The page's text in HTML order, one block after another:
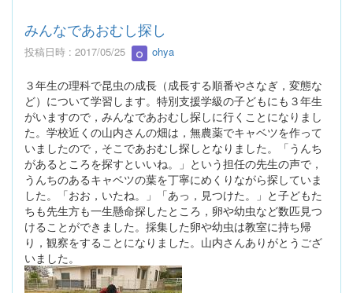
みんなであおむし探し
投稿日時 : 2017/05/25 ohya
３年生の理科で昆虫の成長（成長する順番やさなぎ，変態な
ど）について学習します。特別支援学級の子どもにも３年生
がいますので，みんなであおむし探しに行くことになりまし
た。学校近くの山内さんの畑は，無農薬でキャベツを作って
いましたので，そこであおむし探しとなりました。「うんち
があるところを探すといいね。」という担任の先生の声で，
うんちのあるキャベツの葉を丁寧にめくりながら探していま
した。「おお，いたね。」「あっ，見つけた。」と子どもた
ちも先生方も一生懸命探したところ，卵や幼虫など数匹見つ
けることができました。採集した卵や幼虫は教室に持ち帰
り，観察をすることになりました。山内さんありがとうござ
いました。